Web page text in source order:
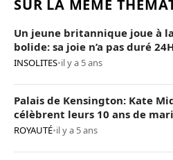
SUR LA MÊME
Un jeune britannique joue à
bolide: sa joie n’a pas duré
INSOLITES•il y a 5 ans
Palais de Kensington: Kate
célèbrent leurs 10 ans de
ROYAUTÉ•il y a 5 ans